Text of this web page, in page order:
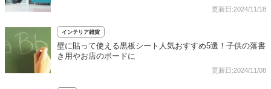
更新日:2024/11/18
インテリア雑貨
壁に貼って使える黒板シート人気おすすめ5選！子供の落書
き用やお店のボードに
更新日:2024/11/08